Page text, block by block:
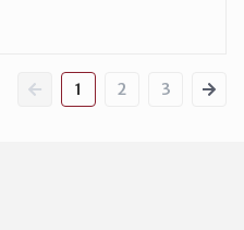
1 2 3